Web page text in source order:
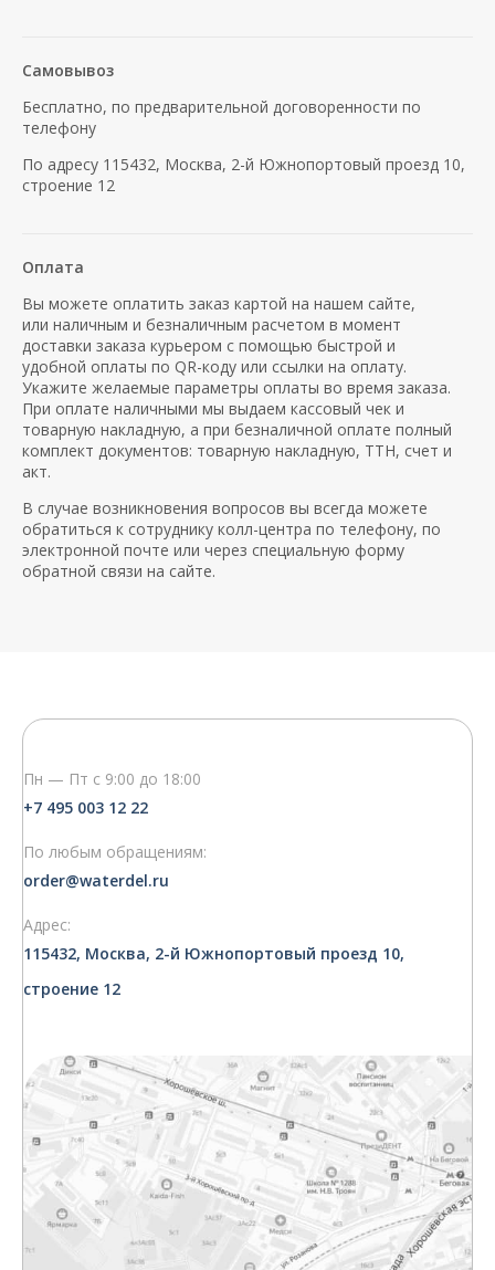
Самовывоз
Бесплатно, по предварительной договоренности по
телефону
По адресу 115432, Москва, 2-й Южнопортовый проезд 10,
строение 12
Оплата
Вы можете оплатить заказ картой на нашем сайте,
или наличным и безналичным расчетом в момент
доставки заказа курьером с помощью быстрой и
удобной оплаты по QR-коду или ссылки на оплату.
Укажите желаемые параметры оплаты во время заказа.
При оплате наличными мы выдаем кассовый чек и
товарную накладную, а при безналичной оплате полный
комплект документов: товарную накладную, ТТН, счет и
акт.
В случае возникновения вопросов вы всегда можете
обратиться к сотруднику колл-центра по телефону, по
электронной почте или через специальную форму
обратной связи на сайте.
Пн — Пт с 9:00 до 18:00
+7 495 003 12 22
По любым обращениям:
order@waterdel.ru
Адрес:
115432, Москва, 2-й Южнопортовый проезд 10,
строение 12